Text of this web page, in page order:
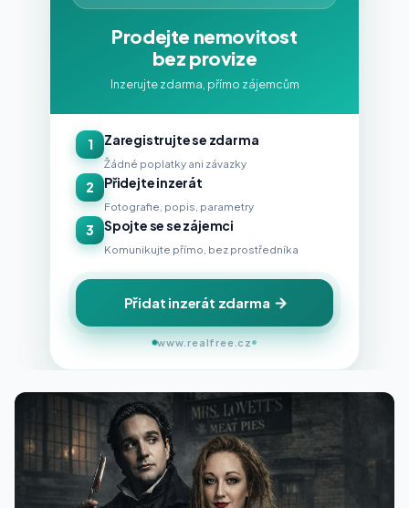
Prodejte nemovitost
bez provize
Inzerujte zdarma, přímo zájemcům
1 Zaregistrujte se zdarma
Žádné poplatky ani závazky
2 Přidejte inzerát
Fotografie, popis, parametry
3 Spojte se se zájemci
Komunikujte přímo, bez prostředníka
Přidat inzerát zdarma
www.realfree.cz